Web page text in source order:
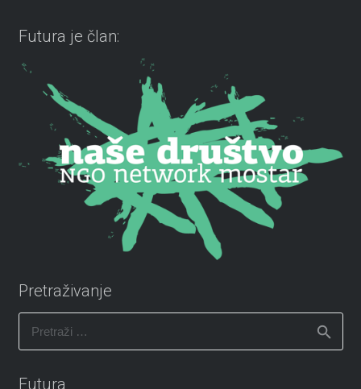
Futura je član:
Pretraživanje
Futura